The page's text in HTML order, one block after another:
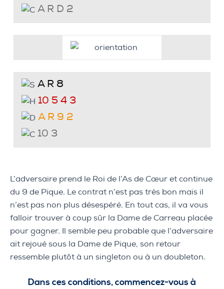
A R D 2
A R 8
10 5 4 3
A R 9 2
10 3
L’adversaire prend le Roi de l’As de Cœur et continue
du 9 de Pique. Le contrat n’est pas très bon mais il
n’est pas non plus désespéré. En tout cas, il va vous
falloir trouver à coup sûr la Dame de Carreau placée
pour gagner. Il semble peu probable que l’adversaire
ait rejoué sous la Dame de Pique, son retour
ressemble plutôt à un singleton ou à un doubleton.
Dans ces conditions, commencez-vous à